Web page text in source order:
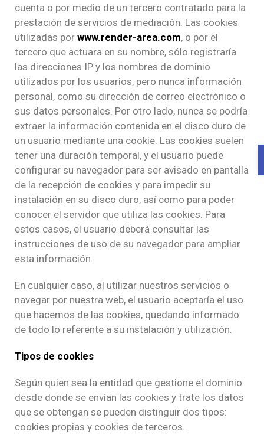
cuenta o por medio de un tercero contratado para la
prestación de servicios de mediación. Las cookies
utilizadas por www.render-area.com, o por el
tercero que actuara en su nombre, sólo registraría
las direcciones IP y los nombres de dominio
utilizados por los usuarios, pero nunca información
personal, como su dirección de correo electrónico o
sus datos personales. Por otro lado, nunca se podría
extraer la información contenida en el disco duro de
un usuario mediante una cookie. Las cookies suelen
tener una duración temporal, y el usuario puede
configurar su navegador para ser avisado en pantalla
de la recepción de cookies y para impedir su
instalación en su disco duro, así como para poder
conocer el servidor que utiliza las cookies. Para
estos casos, el usuario deberá consultar las
instrucciones de uso de su navegador para ampliar
esta información.
En cualquier caso, al utilizar nuestros servicios o
navegar por nuestra web, el usuario aceptaría el uso
que hacemos de las cookies, quedando informado
de todo lo referente a su instalación y utilización.
Tipos de cookies
Según quien sea la entidad que gestione el dominio
desde donde se envían las cookies y trate los datos
que se obtengan se pueden distinguir dos tipos:
cookies propias y cookies de terceros.